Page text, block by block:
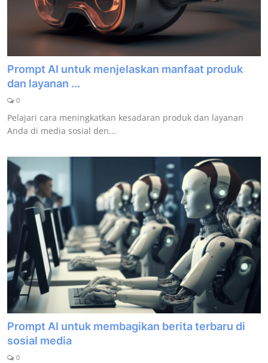
Prompt AI untuk menjelaskan manfaat produk
dan layanan ...
0
Pelajari cara meningkatkan kesadaran produk dan layanan
Anda di media sosial den...
Prompt AI untuk membagikan berita terbaru di
sosial media
0